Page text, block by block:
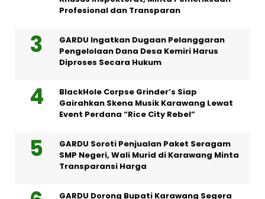
Profesional dan Transparan
GARDU Ingatkan Dugaan Pelanggaran
Pengelolaan Dana Desa Kemiri Harus
Diproses Secara Hukum
BlackHole Corpse Grinder’s Siap
Gairahkan Skena Musik Karawang Lewat
Event Perdana “Rice City Rebel”
GARDU Soroti Penjualan Paket Seragam
SMP Negeri, Wali Murid di Karawang Minta
Transparansi Harga
GARDU Dorong Bupati Karawang Segera